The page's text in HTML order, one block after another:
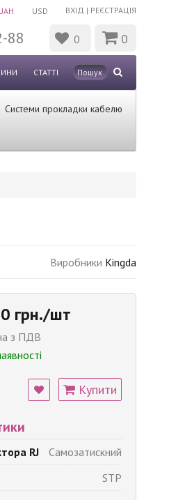
ВХІД | РЕЄСТРАЦІЯ
USD
88 0 0
СТАТТІ
Системи прокладки кабелю
Виробники Kingda
грн./шт
з ПДВ
Купити
RJ
Самозатискний
STP